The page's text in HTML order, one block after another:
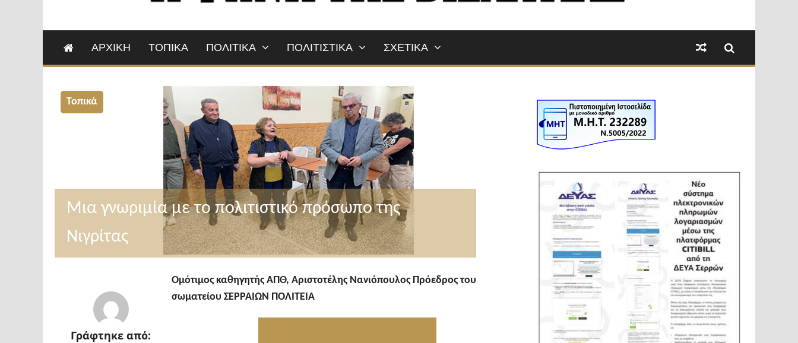
ΑΡΧΙΚΗ ΤΟΠΙΚΑ ΠΟΛΙΤΙΚΑ ΠΟΛΙΤΙΣΤΙΚΑ ΣΧΕΤΙΚΑ
Τοπικά
Μια γνωριμία με το πολιτιστικό πρόσωπο της
Νιγρίτας
Γράφτηκε από:
Ομότιμος καθηγητής ΑΠΘ,Αριστοτέλης Νανιόπουλος Πρόεδρος του
σωματείουΣΕΡΡΑΙΩΝ ΠΟΛΙΤΕΙΑ